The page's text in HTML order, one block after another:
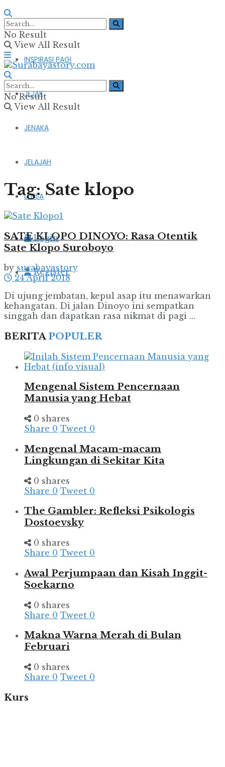
FIKSI & PUISI
INSPIRASI PAGI
JEJAK
JENAKA
JELAJAH
LENSA
Login
Register
No Result
View All Result
No Result
View All Result
Tag:Sate klopo
SATE KLOPO DINOYO: Rasa Otentik
Sate Klopo Suroboyo
by surabayastory
24 April 2018
Di ujung jembatan, kepul asap itu menawarkan
kehangatan. Di jalan Dinoyo ini sempatkan
singgah dan dapatkan rasa nikmat di pagi ...
BERITAPOPULER
Mengenal Sistem Pencernaan
Manusia yang Hebat
0 shares
Share 0 Tweet 0
Mengenal Macam-macam
Lingkungan di Sekitar Kita
0 shares
Share 0 Tweet 0
The Gambler: Refleksi Psikologis
Dostoevsky
0 shares
Share 0 Tweet 0
Awal Perjumpaan dan Kisah Inggit-
Soekarno
0 shares
Share 0 Tweet 0
Makna Warna Merah di Bulan
Februari
0 shares
Share 0 Tweet 0
Kurs